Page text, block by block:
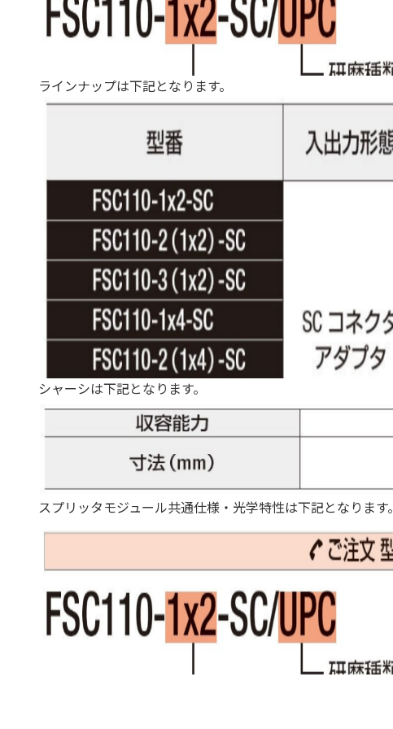
ラインナップは下記となります。
シャーシは下記となります。
スプリッタモジュール共通仕様・光学特性は下記となります。